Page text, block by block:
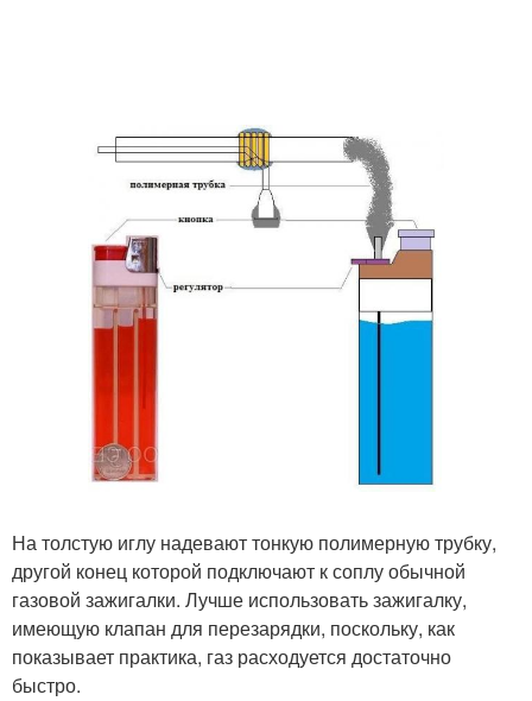
На толстую иглу надевают тонкую полимерную трубку,
другой конец которой подключают к соплу обычной
газовой зажигалки. Лучше использовать зажигалку,
имеющую клапан для перезарядки, поскольку, как
показывает практика, газ расходуется достаточно
быстро.